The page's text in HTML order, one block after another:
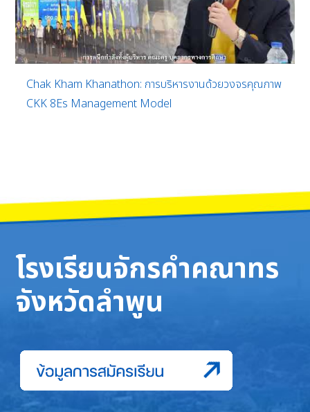
Chak Kham Khanathon: การบริหารงานด้วยวงจรคุณภาพ
CKK 8Es Management Model
โรงเรียนจักรคำคณาทร
จังหวัดลำพูน